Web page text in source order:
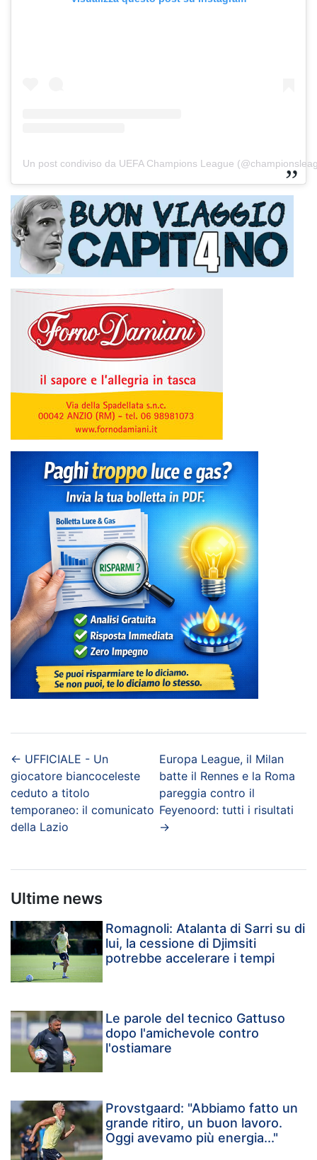
Un post condiviso da UEFA Champions League
← UFFICIALE - Un
giocatore biancoceleste
ceduto a titolo
temporaneo: il comunicato
della Lazio
Europa League, il Milan
batte il Rennes e la Roma
pareggia contro il
Feyenoord: tutti i risultati
→
Ultime news
Romagnoli: Atalanta di Sarri su di
lui, la cessione di Djimsiti
potrebbe accelerare i tempi
Le parole del tecnico Gattuso
dopo l'amichevole contro
l'ostiamare
Provstgaard: "Abbiamo fatto un
grande ritiro, un buon lavoro.
Oggi avevamo più energia..."